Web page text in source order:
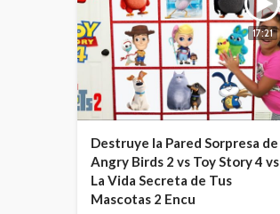
17:21
Destruye la Pared Sorpresa de
Angry Birds 2 vs Toy Story 4 vs
La Vida Secreta de Tus
Mascotas 2 Encu